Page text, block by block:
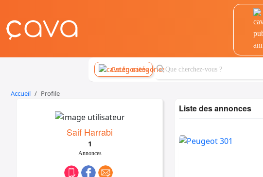
Catégories
Accueil Profile
Saif Harrabi
1
Annonces
Liste des annonces